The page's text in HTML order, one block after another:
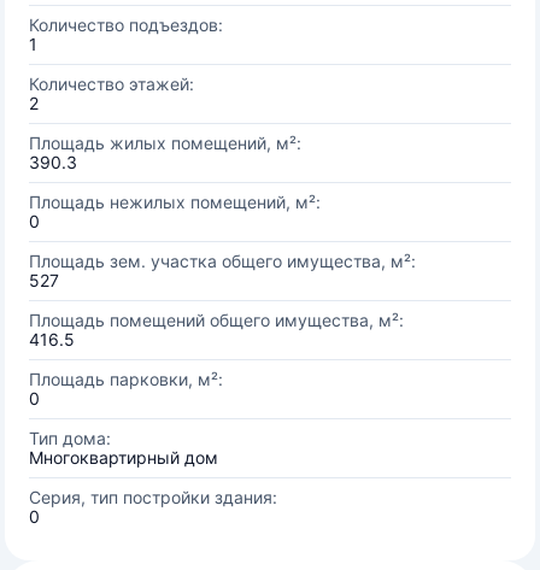
Количество подъездов:
1
Количество этажей:
2
Площадь жилых помещений, м²:
390.3
Площадь нежилых помещений, м²:
0
Площадь зем. участка общего имущества, м²:
527
Площадь помещений общего имущества, м²:
416.5
Площадь парковки, м²:
0
Тип дома:
Многоквартирный дом
Серия, тип постройки здания:
0